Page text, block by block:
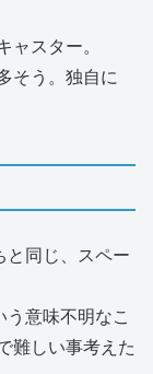
スター。
そう。独自に
同じ、スペー
意味不明なこ
難しい事考えた